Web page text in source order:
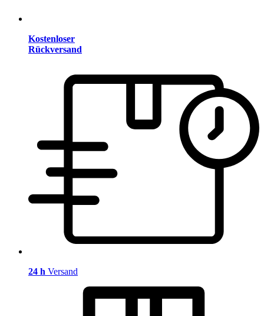
Kostenloser
Rückversand
24 h Versand